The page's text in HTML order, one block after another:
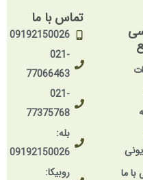
تماس با ما
09192150026
77066463
77375768
09192150026
روبیکا: